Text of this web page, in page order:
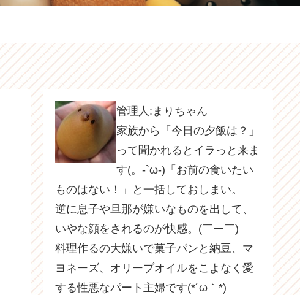
管理人:まりちゃん
家族から「今日の夕飯は？」
って聞かれるとイラっと来ま
す(。-`ω-)「お前の食いたい
ものはない！」と一括しておしまい。
逆に息子や旦那が嫌いなものを出して、
いやな顔をされるのが快感。(￣ー￣)
料理作るの大嫌いで菓子パンと納豆、マ
ヨネーズ、オリーブオイルをこよなく愛
する性悪なパート主婦です(*´ω｀*)